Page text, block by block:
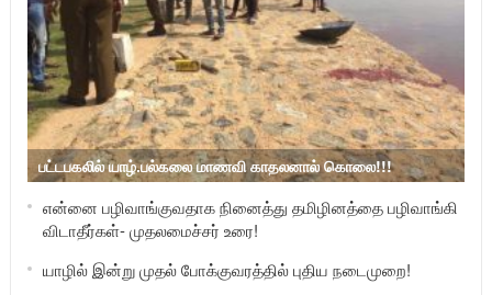
பட்டபகலில் யாழ்.பல்கலை மாணவி காதலனால் கொலை!!!
என்னை பழிவாங்குவதாக நினைத்து தமிழினத்தை பழிவாங்கி
விடாதீர்கள்- முதலமைச்சர் உரை!
யாழில் இன்று முதல் போக்குவரத்தில் புதிய நடைமுறை!